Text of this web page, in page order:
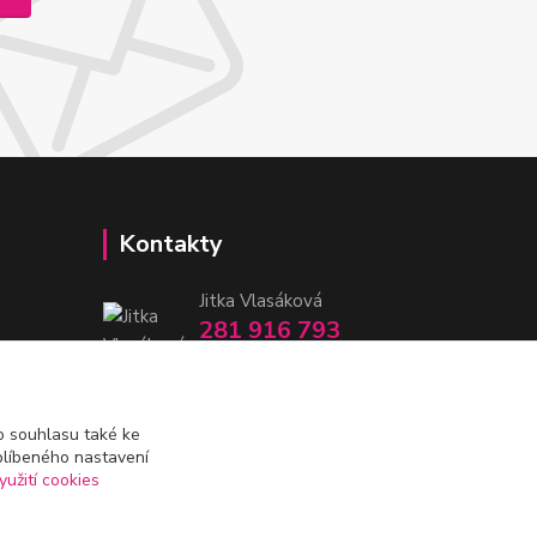
Kontakty
Jitka Vlasáková
281 916 793
souhlasu také ke
nastavení
cookies